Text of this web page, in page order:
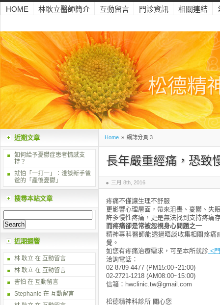
松德精
HOME 林耿立醫師簡介 互動留言 門診資訊 相關連結
Home » 網誌分頁 3
長年嚴重經痛，恐致
三月 8th, 2016
疼痛不僅讓生理不舒服
更影響心理層面，帶來沮喪、憂鬱、失
許多慢性疼痛，更是無法找到支持疼痛
而疼痛卻是常被忽視身心問題之一
精神專科醫師能透過晤談收集相關疼
覺。
如您有疼痛治療需求，可至本所就診 <
洽詢電話：
02-8789-4477 (PM15:00~21:00)
02-2721-1218 (AM08:00~15:00)
信箱：hwclinic.tw@gmail.com
松德精神科診所 關心您
近期文章
如何給予憂鬱症患者情感支
持？
就怕「一打一」：淺談新手爸
爸的「產後憂鬱」
搜尋本站文章
近期迴響
林 耿立 在 互動留言
林 耿立 在 互動留言
害怕 在 互動留言
Stephanie 在 互動留言